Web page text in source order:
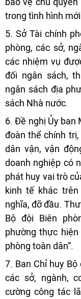
trong tình hình
5. Sở Tài chính
phòng, các sở,
các nhiệm vụ
đối ngân sách,
ngân sách địa
sách Nhà nước.
6. Đề nghị Ủy ban
đoàn thể chính
dân vận, vận
doanh nghiệp có
phát huy vai trò
kinh tế khác
nghĩa, đỡ đầu.
Bộ đội Biên
phường thực hiện
phòng toàn dân”.
7. Ban Chỉ huy
các sở, ngành,
cường công tác